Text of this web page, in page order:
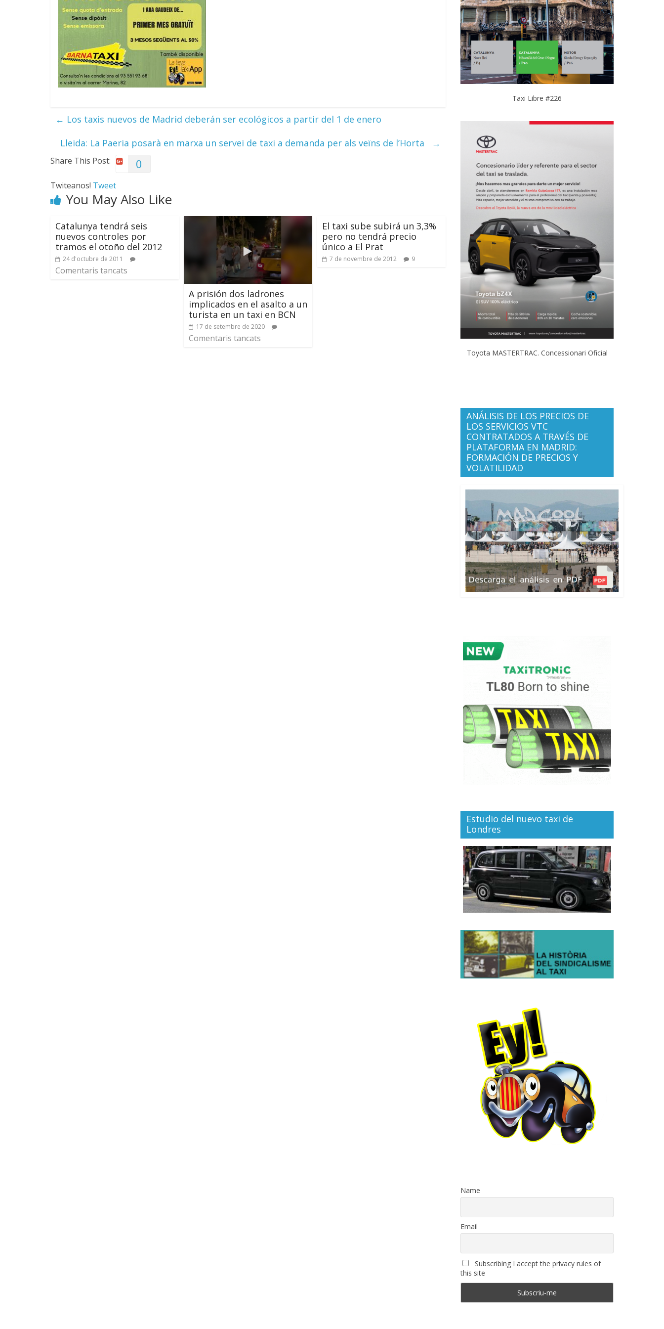
← Los taxis nuevos de Madrid deberán ser ecológicos a partir del 1 de enero
Lleida: La Paeria posarà en marxa un servei de taxi a demanda per als veïns de l’Horta
→
Share This Post: 0
Twiteanos! Tweet
You May Also Like
Catalunya tendrá seis
nuevos controles por
tramos el otoño del 2012
24 d'octubre de 2011
Comentaris tancats
A prisión dos ladrones
implicados en el asalto a un
turista en un taxi en BCN
17 de setembre de 2020
Comentaris tancats
El taxi sube subirá un 3,3%
pero no tendrá precio
único a El Prat
7 de novembre de 2012 9
Taxi Libre #226
Toyota MASTERTRAC. Concessionari Oficial
ANÁLISIS DE LOS PRECIOS DE
LOS SERVICIOS VTC
CONTRATADOS A TRAVÉS DE
PLATAFORMA EN MADRID:
FORMACIÓN DE PRECIOS Y
VOLATILIDAD
Estudio del nuevo taxi de
Londres
Name
Email
Subscribing I accept the privacy rules of
this site